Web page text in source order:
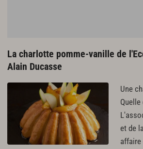
La charlotte pomme-vanille de
Alain Ducasse
Une
et de